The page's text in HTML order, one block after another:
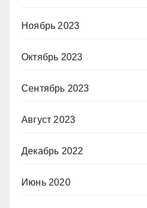
Ноябрь 2023
Октябрь 2023
Сентябрь 2023
Август 2023
Декабрь 2022
Июнь 2020